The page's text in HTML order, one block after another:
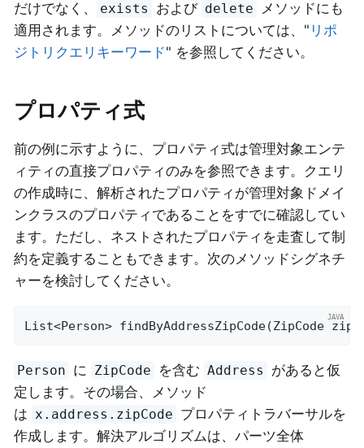
だけでなく、
exists および delete
メソッドにも
適用されます。メソッドのリストについては、" リポ
ジトリクエリキーワード" を参照してください。
プロパティ式
前の例に示すように、プロパティ式は管理対象エンテ
ィティの直接プロパティのみを参照できます。クエリ
の作成時に、解析されたプロパティが管理対象ドメイ
ンクラスのプロパティであることをすでに確認してい
ます。ただし、ネストされたプロパティを走査して制
約を定義することもできます。次のメソッドシグネチ
ャーを検討してください。
List<Person> findByAddressZipCode(ZipCode
Person に ZipCode を含む Address
があると仮
定します。その場合、メソッド
は x.address.zipCode プロパティトラバーサルを
作成します。解決アルゴリズムは、パーツ全体